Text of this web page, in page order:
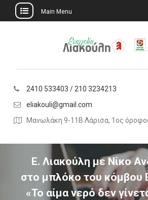
Main Menu
2410 533403 / 210 3234213
eliakouli@gmail.com
Μανωλάκη 9-11Β Λάρισα, 1ος
Ε. Λιακούλη με Νίκο
στο μπλόκο του κόμβου
«Το αίμα νερό δεν